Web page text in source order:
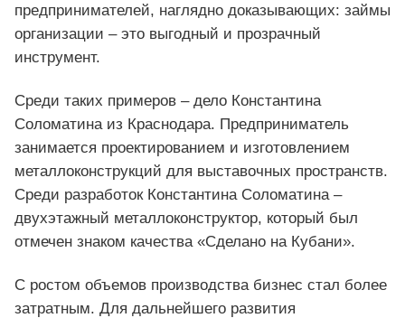
предпринимателей, наглядно доказывающих: займы
организации – это выгодный и прозрачный
инструмент.
Среди таких примеров – дело Константина
Соломатина из Краснодара. Предприниматель
занимается проектированием и изготовлением
металлоконструкций для выставочных пространств.
Среди разработок Константина Соломатина –
двухэтажный металлоконструктор, который был
отмечен знаком качества «Сделано на Кубани».
С ростом объемов производства бизнес стал более
затратным. Для дальнейшего развития